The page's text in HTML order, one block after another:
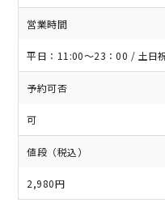
営業時間
平日：11:00～23：00 / 土日
予約可否
可
値段（税込）
2,980円